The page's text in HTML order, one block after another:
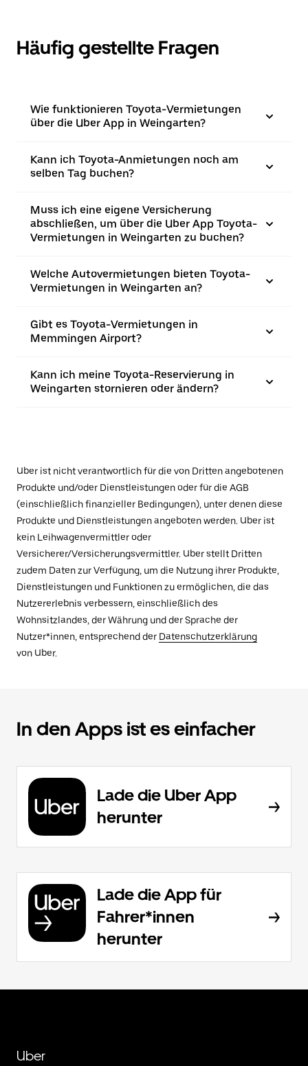
Häufig gestellte Fragen
Wie funktionieren Toyota-Vermietungen
über die Uber App in Weingarten?
Kann ich Toyota-Anmietungen noch am
selben Tag buchen?
Muss ich eine eigene Versicherung
abschließen, um über die Uber App Toyota-
Vermietungen in Weingarten zu buchen?
Welche Autovermietungen bieten Toyota-
Vermietungen in Weingarten an?
Gibt es Toyota-Vermietungen in
Memmingen Airport?
Kann ich meine Toyota-Reservierung in
Weingarten stornieren oder ändern?
Uber ist nicht verantwortlich für die von Dritten angebotenen
Produkte und/oder Dienstleistungen oder für die AGB
(einschließlich finanzieller Bedingungen), unter denen diese
Produkte und Dienstleistungen angeboten werden. Uber ist
kein Leihwagenvermittler oder
Versicherer/Versicherungsvermittler. Uber stellt Dritten
zudem Daten zur Verfügung, um die Nutzung ihrer Produkte,
Dienstleistungen und Funktionen zu ermöglichen, die das
Nutzererlebnis verbessern, einschließlich des
Wohnsitzlandes, der Währung und der Sprache der
Nutzer*innen, entsprechend der Datenschutzerklärung
von Uber.
In den Apps ist es einfacher
Lade die Uber App
herunter
Lade die App für
Fahrer*innen
herunter
Uber